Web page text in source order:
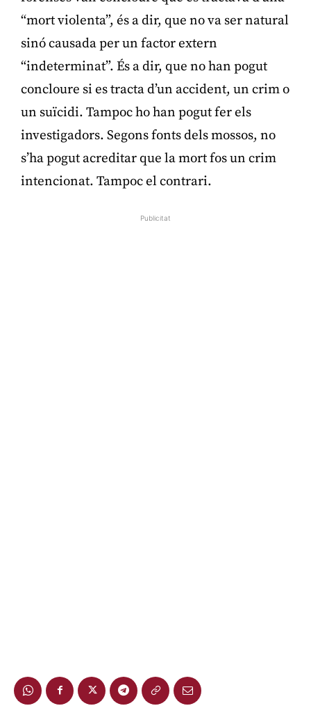
“mort violenta”, és a dir, que no va ser natural
sinó causada per un factor extern
“indeterminat”. És a dir, que no han pogut
concloure si es tracta d’un accident, un crim o
un suïcidi. Tampoc ho han pogut fer els
investigadors. Segons fonts dels mossos, no
s’ha pogut acreditar que la mort fos un crim
intencionat. Tampoc el contrari.
Publicitat